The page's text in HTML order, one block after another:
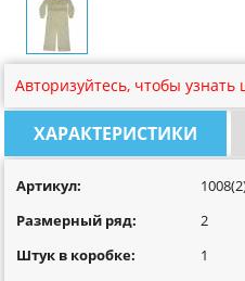
Авторизуйтесь, чтобы узнать
ХАРАКТЕРИСТИКИ
Артикул:
Размерный ряд:
Штук в коробке:
2
1